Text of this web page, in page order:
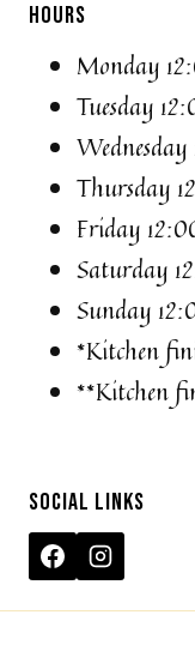
HOURS
Monday
Tuesday
Thursday
Friday
Saturday
Sunday
*Kitchen
**Kitchen
SOCIAL LINKS